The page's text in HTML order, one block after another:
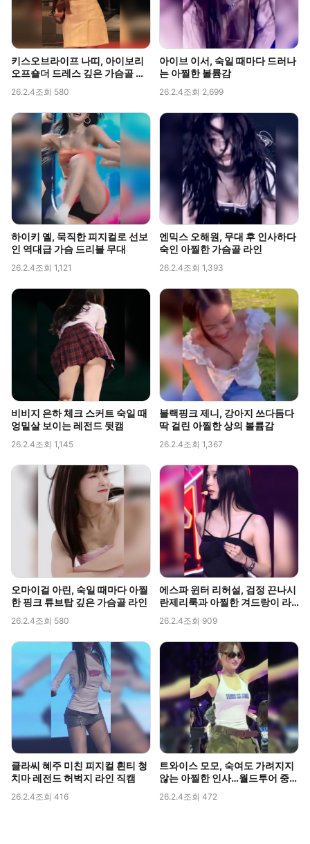
키스오브라이프 나띠, 아이보리
오프숄더 드레스 깊은 가슴골 라
26.2.4조회 580
아이브 이서, 숙일 때마다 드러나
는 아찔한 볼륨감
26.2.4조회 2,699
하이키 옐, 묵직한 피지컬로 선보
인 역대급 가슴 드리블 무대
26.2.4조회 1,121
엔믹스 오해원, 무대 후 인사하다
숙인 아찔한 가슴골 라인
26.2.4조회 1,393
비비지 은하 체크 스커트 숙일 때
엉밑살 보이는 레전드 뒷캠
26.2.4조회 1,145
블랙핑크 제니, 강아지 쓰다듬다
딱 걸린 아찔한 상의 볼륨감
26.2.4조회 1,367
오마이걸 아린, 숙일 때마다 아찔
한 핑크 튜브탑 깊은 가슴골 라인
26.2.4조회 580
에스파 윈터 리허설, 검정 끈나시
란제리룩과 아찔한 겨드랑이 라
26.2.4조회 909
클라씨 혜주 미친 피지컬 흰티 청
치마 레전드 허벅지 라인 직캠
26.2.4조회 416
트와이스 모모, 숙여도 가려지지
않는 아찔한 인사…월드투어 중
26.2.4조회 472